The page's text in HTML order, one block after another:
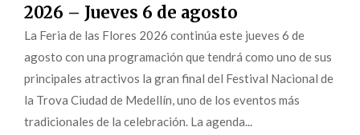
2026 – Jueves 6 de agosto
La Feria de las Flores 2026 continúa este jueves 6 de
agosto con una programación que tendrá como uno de sus
principales atractivos la gran final del Festival Nacional de
la Trova Ciudad de Medellín, uno de los eventos más
tradicionales de la celebración. La agenda...